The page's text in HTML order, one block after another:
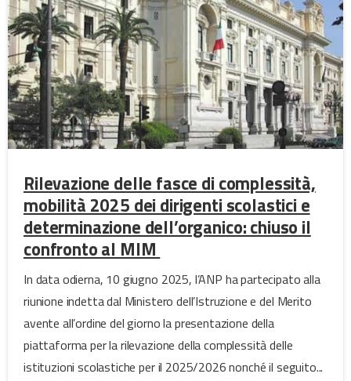
Rilevazione delle fasce di complessità,
mobilità 2025 dei dirigenti scolastici e
determinazione dell’organico: chiuso il
confronto al MIM
In data odierna, 10 giugno 2025, l’ANP ha partecipato alla
riunione indetta dal Ministero dell’Istruzione e del Merito
avente all’ordine del giorno la presentazione della
piattaforma per la rilevazione della complessità delle
istituzioni scolastiche per il 2025/2026 nonché il seguito...